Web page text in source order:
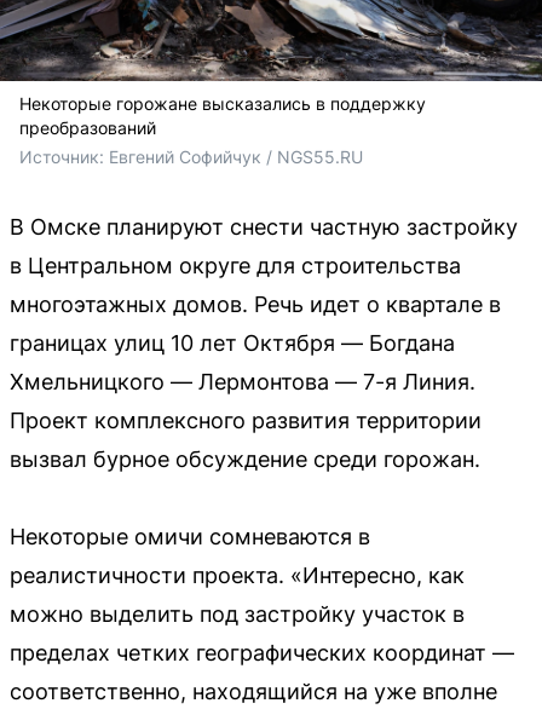
Некоторые горожане высказались в поддержку
преобразований
Источник: Евгений Софийчук / NGS55.RU
В Омске планируют снести частную застройку
в Центральном округе для строительства
многоэтажных домов. Речь идет о квартале в
границах улиц 10 лет Октября — Богдана
Хмельницкого — Лермонтова — 7-я Линия.
Проект комплексного развития территории
вызвал бурное обсуждение среди горожан.
Некоторые омичи сомневаются в
реалистичности проекта. «Интересно, как
можно выделить под застройку участок в
пределах четких географических координат —
соответственно, находящийся на уже вполне